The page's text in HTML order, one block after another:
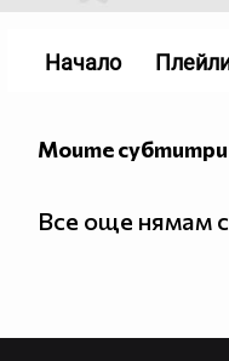
Моите субтитри
Все още нямам
Начало